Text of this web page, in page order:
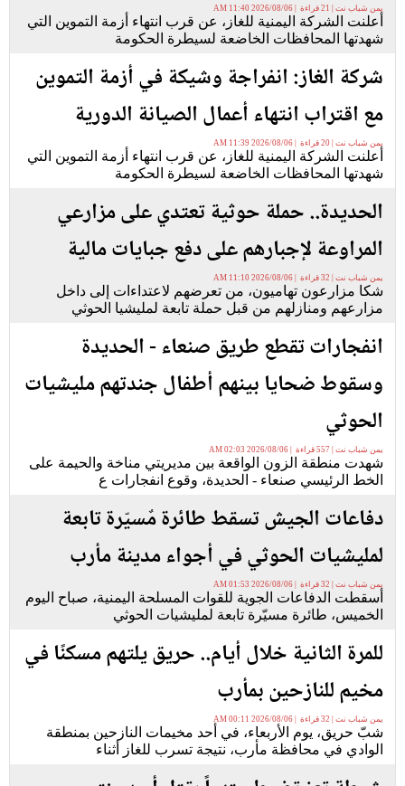
يمن شباب نت | 21 قراءة | 2026/08/06 11:40 AM
أعلنت الشركة اليمنية للغاز، عن قرب انتهاء أزمة التموين التي
شهدتها المحافظات الخاضعة لسيطرة الحكومة
شركة الغاز: انفراجة وشيكة في أزمة التموين
مع اقتراب انتهاء أعمال الصيانة الدورية
يمن شباب نت | 20 قراءة | 2026/08/06 11:39 AM
أعلنت الشركة اليمنية للغاز، عن قرب انتهاء أزمة التموين التي
شهدتها المحافظات الخاضعة لسيطرة الحكومة
الحديدة.. حملة حوثية تعتدي على مزارعي
المراوعة لإجبارهم على دفع جبايات مالية
يمن شباب نت | 32 قراءة | 2026/08/06 11:10 AM
شكا مزارعون تهاميون، من تعرضهم لاعتداءات إلى داخل
مزارعهم ومنازلهم من قبل حملة تابعة لمليشيا الحوثي
انفجارات تقطع طريق صنعاء - الحديدة
وسقوط ضحايا بينهم أطفال جندتهم مليشيات
الحوثي
يمن شباب نت | 557 قراءة | 2026/08/06 02:03 AM
شهدت منطقة الزون الواقعة بين مديريتي مناخة والحيمة على
الخط الرئيسي صنعاء - الحديدة، وقوع انفجارات ع
دفاعات الجيش تسقط طائرة مٌسيّرة تابعة
لمليشيات الحوثي في أجواء مدينة مأرب
يمن شباب نت | 32 قراءة | 2026/08/06 01:53 AM
أسقطت الدفاعات الجوية للقوات المسلحة اليمنية، صباح اليوم
الخميس، طائرة مسيّرة تابعة لمليشيات الحوثي
للمرة الثانية خلال أيام.. حريق يلتهم مسكنًا في
مخيم للنازحين بمأرب
يمن شباب نت | 32 قراءة | 2026/08/06 00:11 AM
شبّ حريق، يوم الأربعاء، في أحد مخيمات النازحين بمنطقة
الوادي في محافظة مأرب، نتيجة تسرب للغاز أثناء